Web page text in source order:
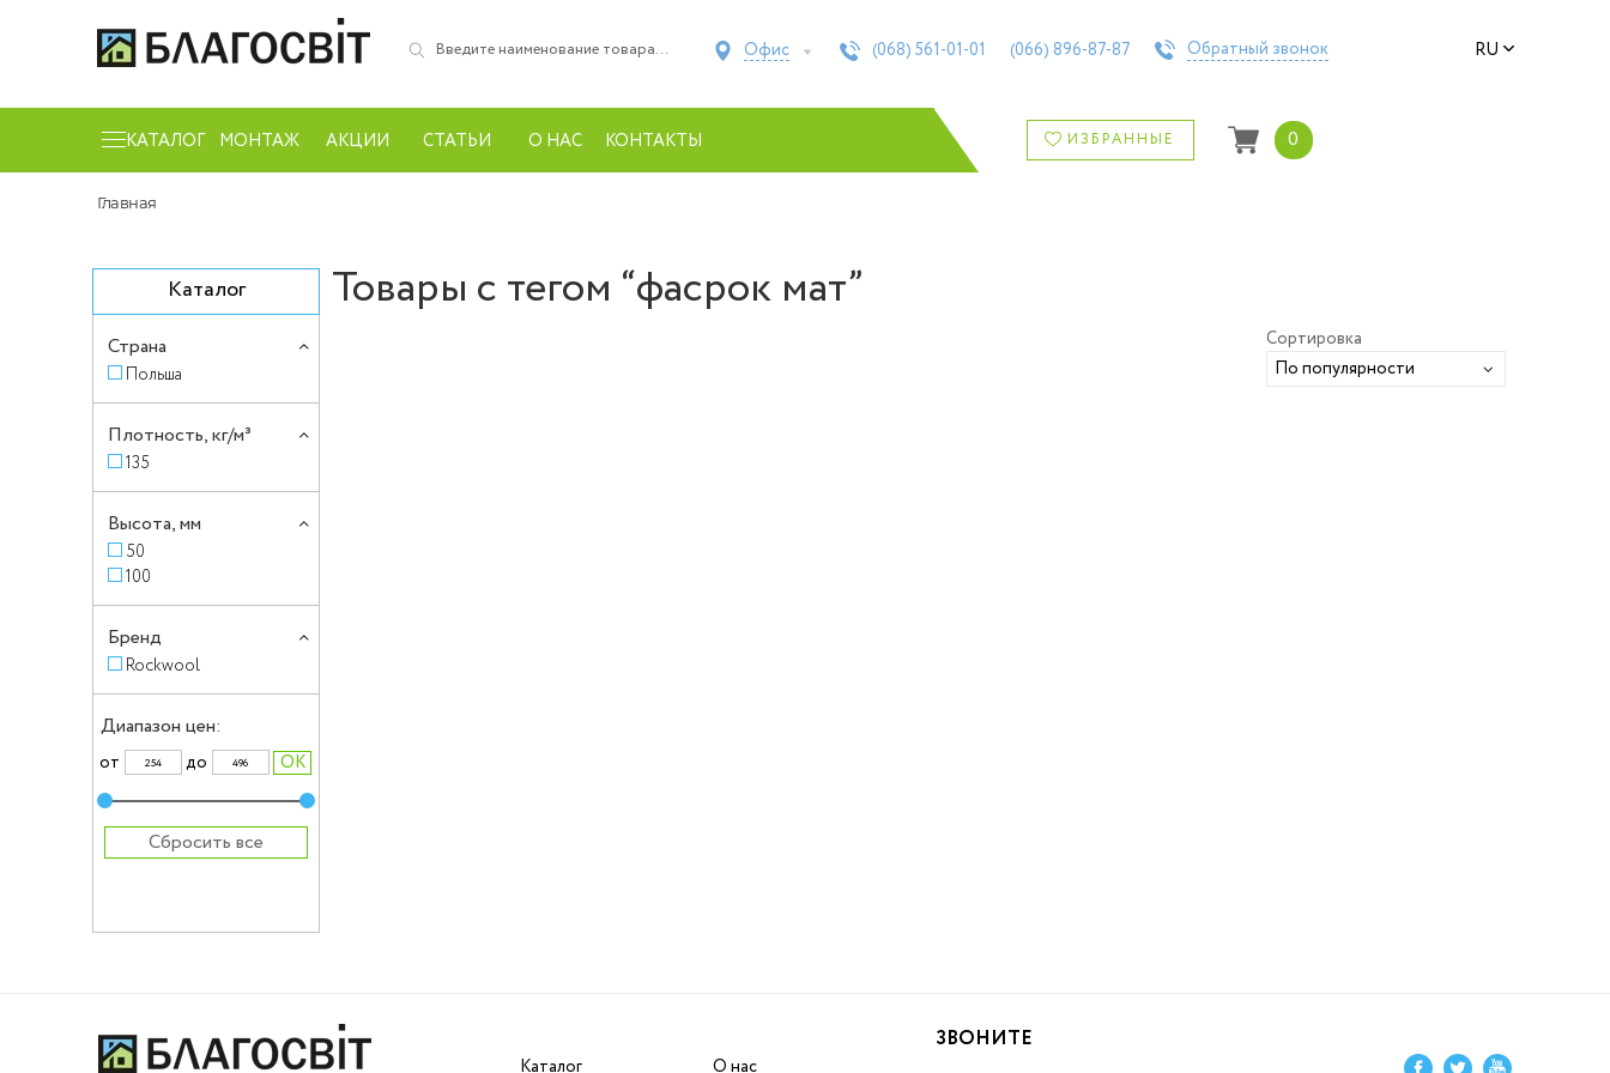
Офис (068) 561-01-01 (066) 896-87-87 Обратный звонок RU
КАТАЛОГ МОНТАЖ АКЦИИ СТАТЬИ О НАС КОНТАКТЫ ИЗБРАННЫЕ 0
Главная
Каталог
Страна
Польша
Плотность, кг/м³
135
Высота, мм
50
100
Бренд
Rockwool
Диапазон цен:
от до
Сбросить все
Товары с тегом “фасрок мат”
Сортировка
Каталог О нас
ЗВОНИТЕ